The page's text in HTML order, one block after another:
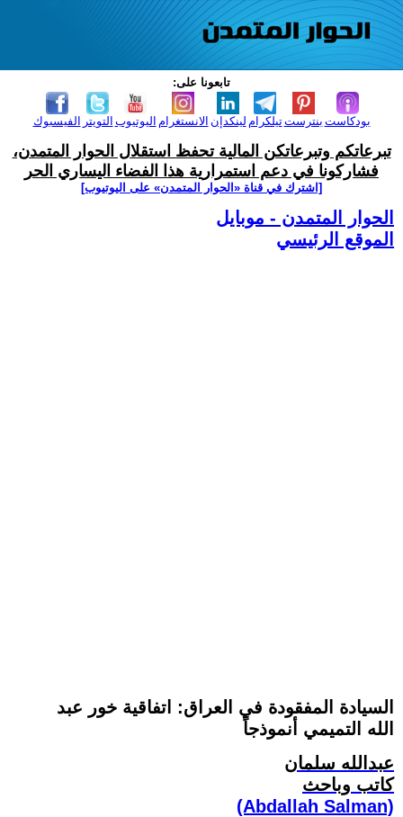
تابعونا على:
الفيسبوك التويتر اليوتيوب الانستغرام لينكدإن تيلكرامبنترست بودكاست
تبرعاتكم وتبرعاتكن المالية تحفظ استقلال الحوار المتمدن،
فشاركونا في دعم استمرارية هذا الفضاء اليساري الحر
[اشترك في قناة ‫«الحوار المتمدن» على اليوتيوب]
الحوار المتمدن - موبايل
الموقع الرئيسي
السيادة المفقودة في العراق: اتفاقية خور عبد
الله التميمي أنموذجاً
عبدالله سلمان
كاتب وباحث
(Abdallah Salman)